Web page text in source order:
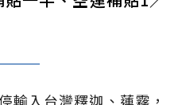
輸入台灣釋迦、蓮霧，